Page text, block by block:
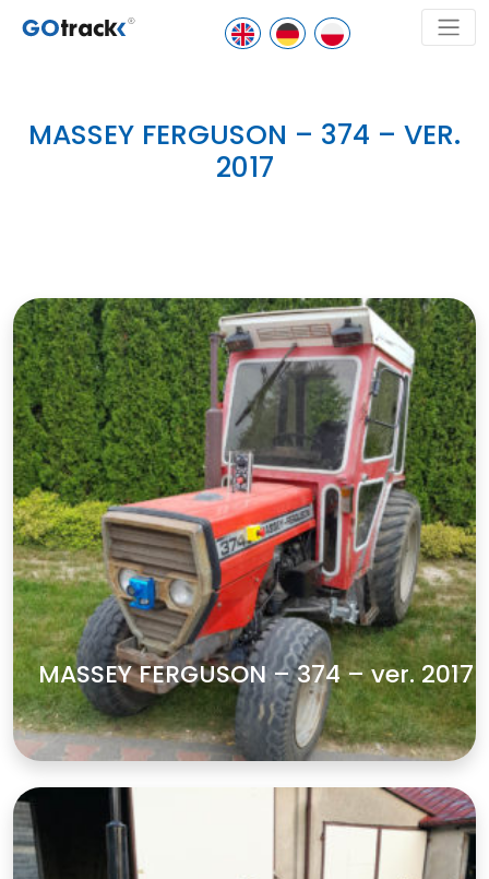
MASSEY FERGUSON – 374 – VER.
2017
MASSEY FERGUSON – 374 – ver. 2017